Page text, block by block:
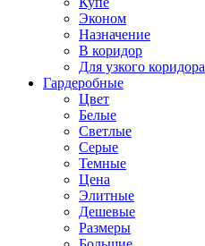
Эконом
Назначение
В коридор
Для узкого коридора
Гардеробные
Цвет
Белые
Светлые
Серые
Темные
Цена
Элитные
Дешевые
Размеры